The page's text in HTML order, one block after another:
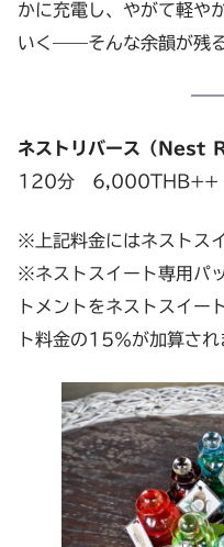
かに充電し、やがて軽や
いく——そんな余韻が残る
ネストリバース（Nest
120分 6,000THB++
※上記料金にはネストス
※ネストスイート専用パ
トメントをネストスイー
ト料金の15％が加算され